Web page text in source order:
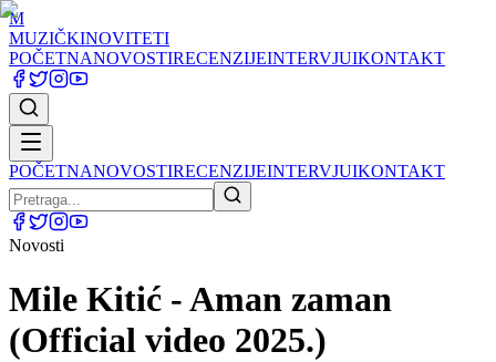
M
MUZIČKINOVITETI
POČETNANOVOSTIRECENZIJEINTERVJUIKONTAKT
POČETNANOVOSTIRECENZIJEINTERVJUIKONTAKT
Novosti
Mile Kitić - Aman zaman
(Official video 2025.)